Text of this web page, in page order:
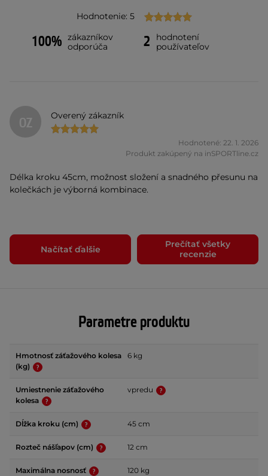
Hodnotenie: 5
100% zákazníkov
odporúča
2
hodnotení
používateľov
OZ Overený zákazník
Hodnotené: 22. 1. 2026
Produkt zakúpený na inSPORTline.cz
Délka kroku 45cm, možnost složení a snadného přesunu na
kolečkách je výborná kombinace.
Načítať ďalšie
Prečítať všetky
recenzie
Parametre produktu
Hmotnosť záťažového kolesa
(kg)
6 kg
Umiestnenie záťažového
kolesa
vpredu
Dĺžka kroku (cm) 45 cm
Rozteč nášľapov (cm) 12 cm
Maximálna nosnosť 120 kg